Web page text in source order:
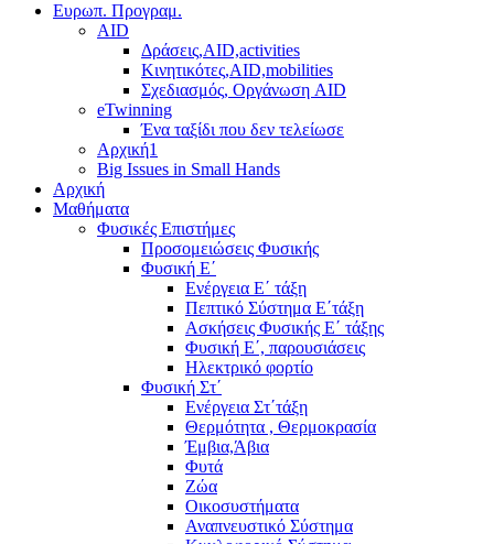
Ευρωπ. Προγραμ.
AID
Δράσεις,AID,activities
Κινητικότες,AID,mobilities
Σχεδιασμός, Οργάνωση AID
eTwinning
Ένα ταξίδι που δεν τελείωσε
Αρχική1
Big Issues in Small Hands
Αρχική
Μαθήματα
Φυσικές Επιστήμες
Προσομειώσεις Φυσικής
Φυσική Ε΄
Ενέργεια Ε΄ τάξη
Πεπτικό Σύστημα Ε΄τάξη
Ασκήσεις Φυσικής Ε΄ τάξης
Φυσική Ε΄, παρουσιάσεις
Ηλεκτρικό φορτίο
Φυσική Στ΄
Ενέργεια Στ΄τάξη
Θερμότητα , Θερμοκρασία
Έμβια,Άβια
Φυτά
Ζώα
Οικοσυστήματα
Αναπνευστικό Σύστημα